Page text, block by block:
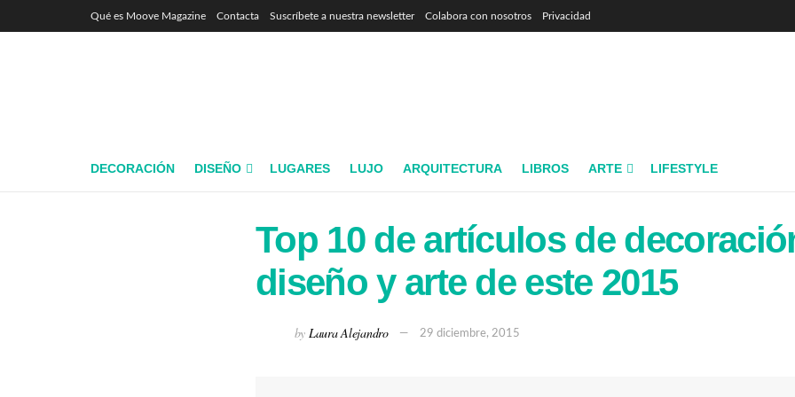
Qué es Moove Magazine Contacta Suscríbete a nuestra newsletter Colabora con nosotros Privacidad
DECORACIÓN DISEÑO LUGARES LUJO ARQUITECTURA LIBROS ARTE LIFESTYLE
Top 10 de artículos de
diseño y arte de este 2015
by Laura Alejandro 29 diciembre, 2015